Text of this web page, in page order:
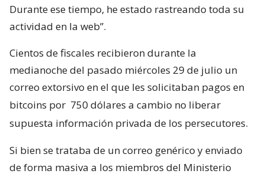
Durante ese tiempo, he estado rastreando toda su
actividad en la web”.
Cientos de fiscales recibieron durante la
medianoche del pasado miércoles 29 de julio un
correo extorsivo en el que les solicitaban pagos en
bitcoins por 750 dólares a cambio no liberar
supuesta información privada de los persecutores.
Si bien se trataba de un correo genérico y enviado
de forma masiva a los miembros del Ministerio